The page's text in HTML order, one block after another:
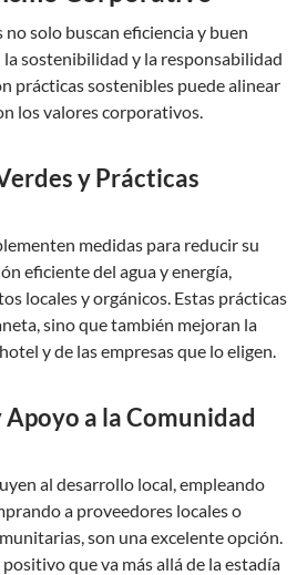
no solo buscan eficiencia y buen
sostenibilidad y la responsabilidad
prácticas sostenibles puede alinear
los valores corporativos.
y Prácticas
medidas para reducir su
eficiente del agua y energía,
locales y orgánicos. Estas prácticas
sino que también mejoran la
y de las empresas que lo eligen.
a la Comunidad
al desarrollo local, empleando
a proveedores locales o
son una excelente opción.
que va más allá de la estadía